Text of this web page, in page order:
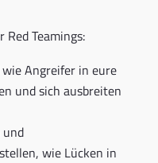
Teamings:
Angreifer in eure
und sich ausbreiten
wie Lücken in